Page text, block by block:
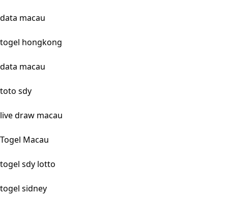
data macau
togel hongkong
data macau
toto sdy
live draw macau
Togel Macau
togel sdy lotto
togel sidney